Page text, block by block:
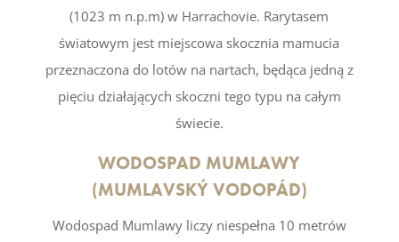
(1023 m n.p.m) w Harrachovie. Rarytasem
światowym jest miejscowa skocznia mamucia
przeznaczona do lotów na nartach, będąca jedną z
pięciu działających skoczni tego typu na całym
świecie.
WODOSPAD MUMLAWY
(MUMLAVSKÝ VODOPÁD)
Wodospad Mumlawy liczy niespełna 10 metrów